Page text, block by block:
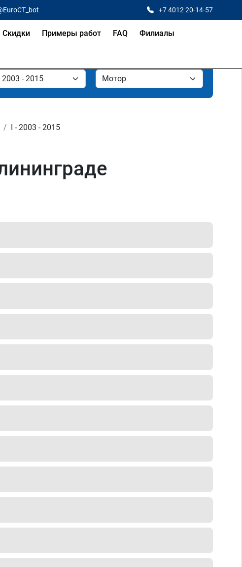
+7 4012 20-14-57
Скидки Примеры работ FAQ Филиалы
I - 2003 - 2015